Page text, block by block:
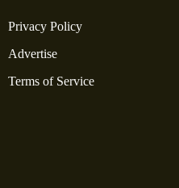
Privacy Policy
Advertise
Terms of Service